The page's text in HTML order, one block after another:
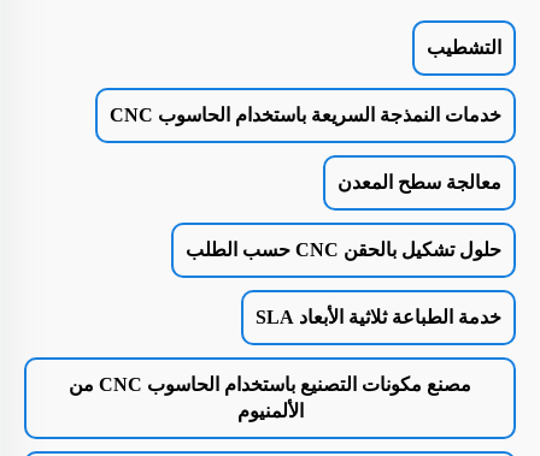
التشطيب
خدمات النمذجة السريعة باستخدام الحاسوب CNC
معالجة سطح المعدن
حلول تشكيل بالحقن CNC حسب الطلب
خدمة الطباعة ثلاثية الأبعاد SLA
مصنع مكونات التصنيع باستخدام الحاسوب CNC من
الألمنيوم